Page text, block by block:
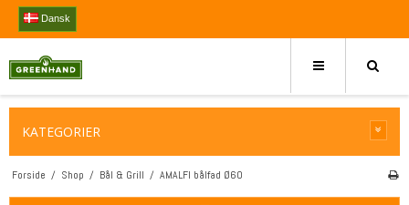
Dansk
KATEGORIER
Forside / Shop / Bål & Grill / AMALFI bålfad Ø60